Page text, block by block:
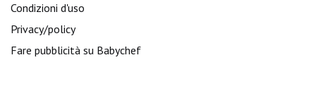
Condizioni d'uso
Privacy/policy
Fare pubblicità su Babychef